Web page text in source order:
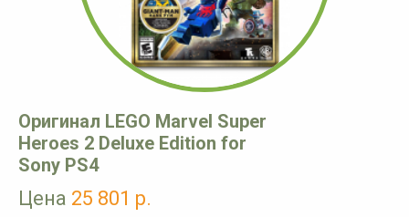
Оригинал LEGO Marvel Super
Heroes 2 Deluxe Edition for
Sony PS4
Цена 25 801 р.